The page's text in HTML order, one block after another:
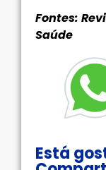
Fontes:
Saúde
Está